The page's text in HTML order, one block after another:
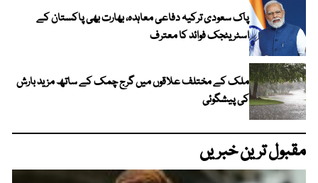
پاک سعودی ترکیہ دفاعی معاہدہ، بھارت بھی پاکستان کے
اسٹریٹجک فوائد کا معترف
ملک کے مختلف علاقوں میں گرج چمک کے ساتھ مزید بارش
کی پیشگوئی
مقبول ترین خبریں